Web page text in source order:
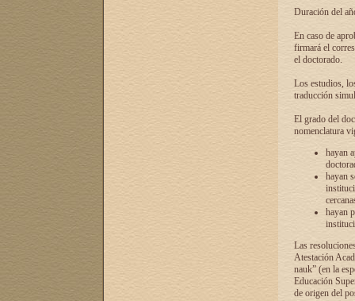
Duración del
En caso de
firmará el
el doctorado.
Los estudios,
traducción
El grado del
nomenclatura
hayan
hayan
hayan
Las
Atestación
nauk” (en la
Educación
de origen del